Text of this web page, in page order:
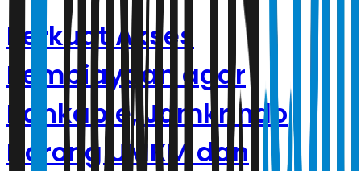
Perkuat Akses
Pembiayaan agar
Bankable, Jamkrindo
Dorong UMKM dan